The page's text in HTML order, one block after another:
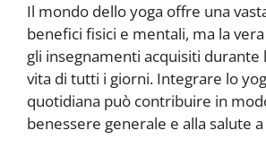
Il mondo dello yoga offre una
benefici fisici e mentali, ma la
gli insegnamenti acquisiti durante
vita di tutti i giorni. Integrare lo
quotidiana può contribuire in
benessere generale e alla salute